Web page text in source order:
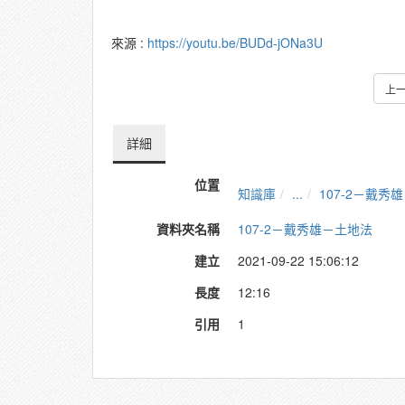
來源 : https://youtu.be/BUDd-jONa3U
上
詳細
位置 知識庫 ...
107-2－戴秀
資料夾名稱
107-2－戴秀雄－土地法
建立
2021-09-22 15:06:12
長度
12:16
引用
1